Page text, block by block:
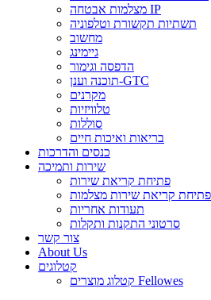
מצלמות אבטחה IP
תשתיות תקשורת וטלפוניה
מחשוב
גיימינג
הדפסה וגימור
תוכנה וענן-GTC
מקרנים
טלוויזיות
סוללות
בריאות ואיכות חיים
כנסים והדרכות
שירות ותמיכה
פתיחת קריאת שירות
תעודות אחריות
סרטוני התקנות ותקלות
צור קשר
About Us
קטלוגים
קטלוג מוצרים Fellowes